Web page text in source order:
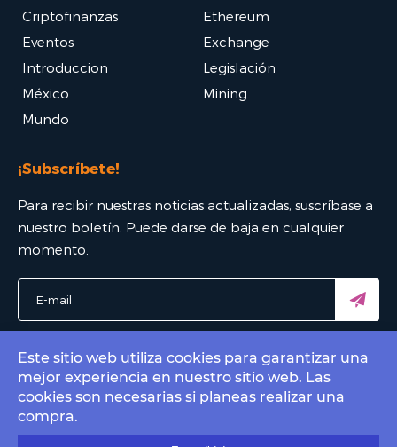
Criptofinanzas
Ethereum
Eventos
Exchange
Introduccion
Legislación
México
Mining
Mundo
¡Subscríbete!
Para recibir nuestras noticias actualizadas, suscríbase a
nuestro boletín. Puede darse de baja en cualquier
momento.
© 2022 Bitcoin Mexico - El mejor portal Bitcoin. All rights
Contact by emailinfo@bitcoin.com.mx.
Este sitio web utiliza cookies para garantizar una
mejor experiencia en nuestro sitio web. Las
cookies son necesarias si planeas realizar una
compra.